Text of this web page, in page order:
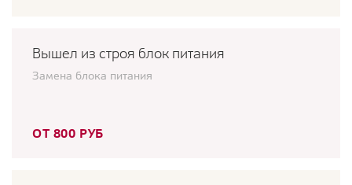
Вышел из строя блок питания
Замена блока питания
ОТ 800 РУБ